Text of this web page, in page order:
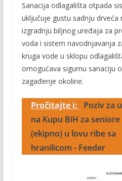
Sanacija odlagališta otpada
uključuje gustu sadnju drveća
izgradnju biljnog uređaja za
voda i sistem navodnjavanja
kruga vode u sklopu
omogućava sigurnu sanaciju
zagađenje okoline.
Pročitajte i:
Poziv za
na Kupu BiH za seniore
(ekipno) u lovu ribe sa
hranilicom - Feeder